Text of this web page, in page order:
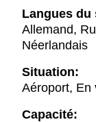
Langues du
Allemand,
Néerlandais
Situation:
Aéroport, En
Capacité: